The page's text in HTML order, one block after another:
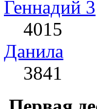
Геннадий 3
4015
Данила
3841